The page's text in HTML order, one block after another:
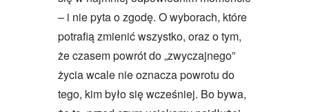
– i nie pyta o zgodę. O wyborach, które
potrafią zmienić wszystko, oraz o tym,
że czasem powrót do „zwyczajnego”
życia wcale nie oznacza powrotu do
tego, kim było się wcześniej. Bo bywa,